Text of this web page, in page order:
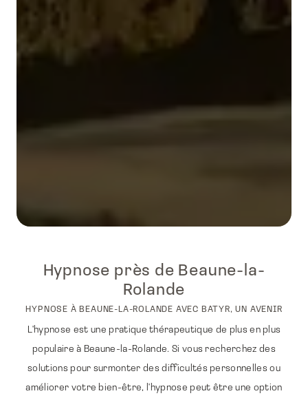
Hypnose près de Beaune-la-
Rolande
HYPNOSE À BEAUNE-LA-ROLANDE AVEC BATYR, UN AVENIR
L'hypnose est une pratique thérapeutique de plus en plus
populaire à Beaune-la-Rolande. Si vous recherchez des
solutions pour surmonter des difficultés personnelles ou
améliorer votre bien-être, l'hypnose peut être une option